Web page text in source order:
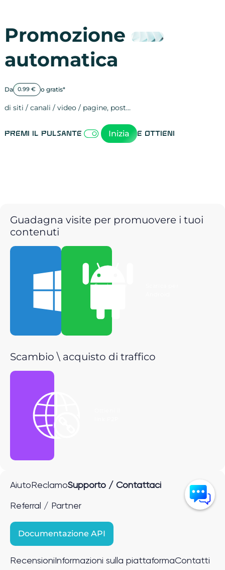
Promozione
automatica
Da 0.99 € o gratis*
di siti / canali / video / pagine, post…
Premi il pulsante Inizia e ottieni
Guadagna visite per promuovere i tuoi
contenuti
Scarica per
Scambio \ acquisto di traffico
Aiuto ReclamoSupporto / Contattaci
Referral / Partner
Documentazione API
Recensioni Informazioni sulla piattaformaContatti